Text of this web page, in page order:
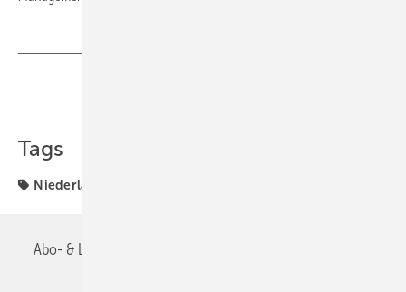
Tags
Niederlassung
Abo- & Leserservice